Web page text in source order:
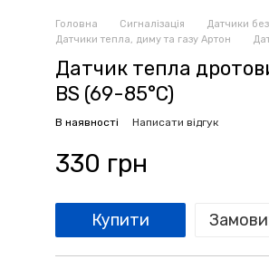
Головна Сигналізація Датчики
Датчики тепла, диму та газу Артон
Датчик тепла
BS (69-85°C)
В наявності Написати відгук
330 грн
Купити